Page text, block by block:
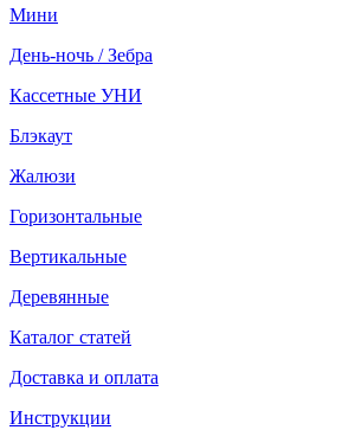
Мини
День-ночь / Зебра
Кассетные УНИ
Блэкаут
Жалюзи
Горизонтальные
Вертикальные
Деревянные
Каталог статей
Доставка и оплата
Инструкции